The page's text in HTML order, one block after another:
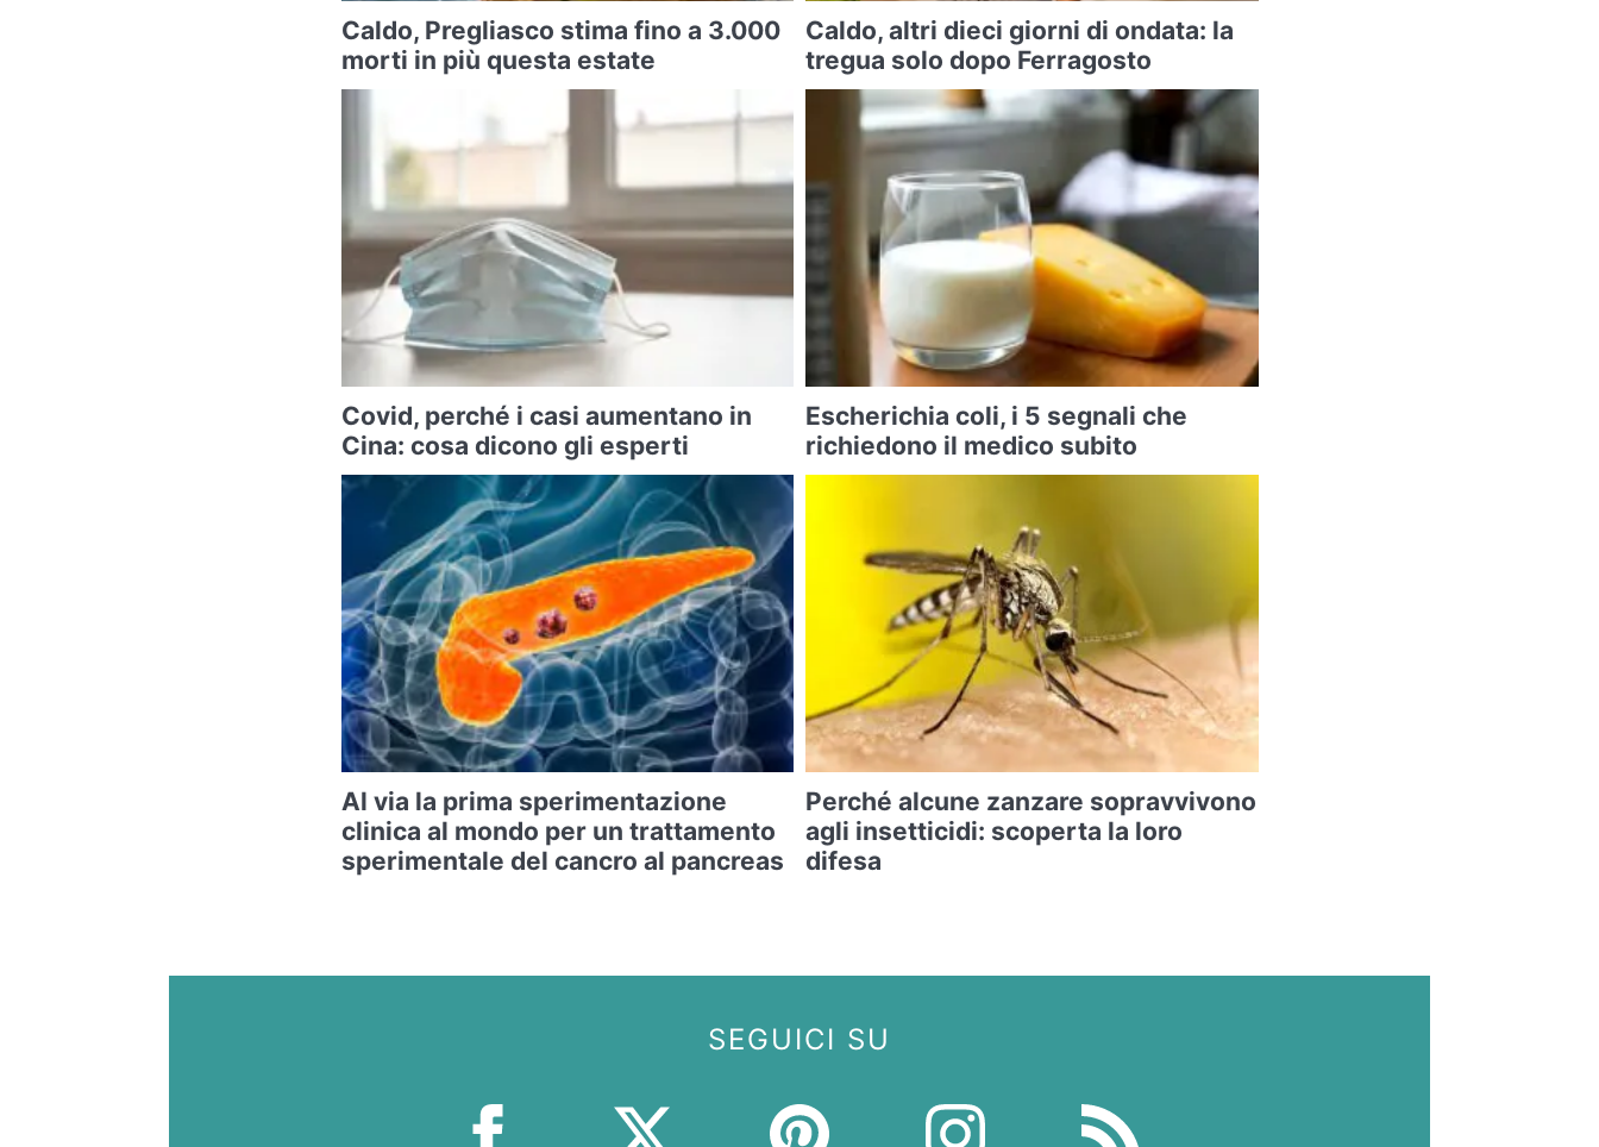
Caldo, Pregliasco stima fino a 3.000
morti in più questa estate
Caldo, altri dieci giorni di ondata: la
tregua solo dopo Ferragosto
Covid, perché i casi aumentano in
Cina: cosa dicono gli esperti
Escherichia coli, i 5 segnali che
richiedono il medico subito
Al via la prima sperimentazione
clinica al mondo per un trattamento
sperimentale del cancro al pancreas
Perché alcune zanzare sopravvivono
agli insetticidi: scoperta la loro
difesa
SEGUICI SU